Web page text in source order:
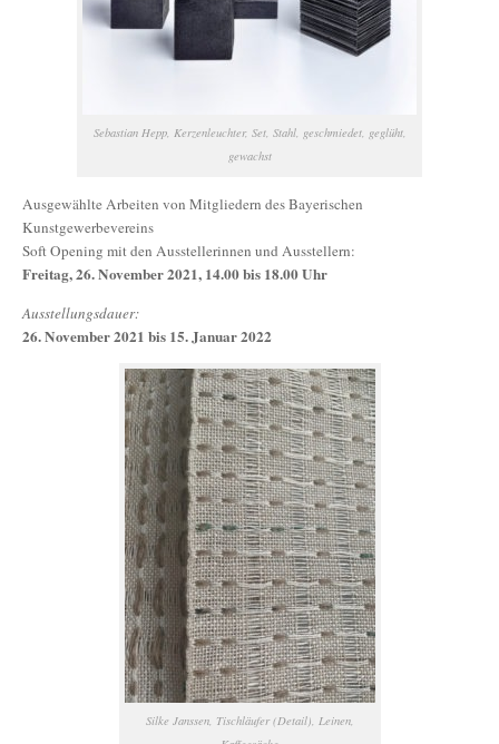
Sebastian Hepp, Kerzenleuchter, Set, Stahl, geschmiedet, geglüht,
gewachst
Ausgewählte Arbeiten von Mitgliedern des Bayerischen
Kunstgewerbevereins
Soft Opening mit den Ausstellerinnen und Ausstellern:
Freitag, 26. November 2021, 14.00 bis 18.00 Uhr
Ausstellungsdauer:
26. November 2021 bis 15. Januar 2022
Silke Janssen, Tischläufer (Detail), Leinen,